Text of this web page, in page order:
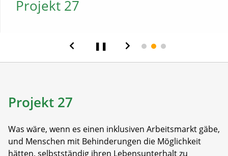
Projekt 27
❚❚
Projekt 27
Was wäre, wenn es einen inklusiven Arbeitsmarkt gäbe,
und Menschen mit Behinderungen die Möglichkeit
hätten, selbstständig ihren Lebensunterhalt zu